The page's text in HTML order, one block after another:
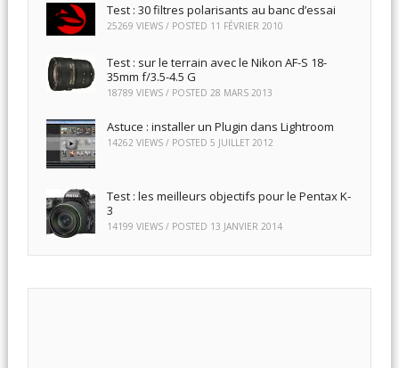
Test : 30 filtres polarisants au banc d’essai
25269 VIEWS / POSTED 11 FÉVRIER 2010
Test : sur le terrain avec le Nikon AF-S 18-
35mm f/3.5-4.5 G
18789 VIEWS / POSTED 28 MARS 2013
Astuce : installer un Plugin dans Lightroom
14262 VIEWS / POSTED 5 JUILLET 2012
Test : les meilleurs objectifs pour le Pentax K-
3
14199 VIEWS / POSTED 13 JANVIER 2014